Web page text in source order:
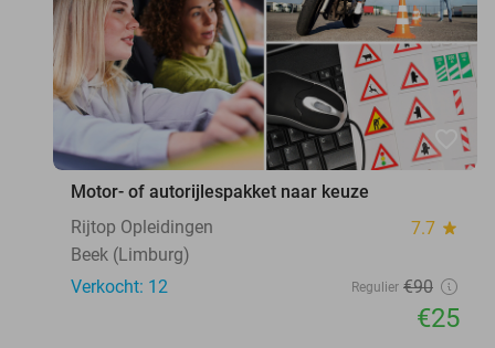
favorite_border
Motor- of autorijlespakket naar keuze
Rijtop Opleidingen
7.7 star
Beek (Limburg)
Verkocht: 12
Regulier €90
€25